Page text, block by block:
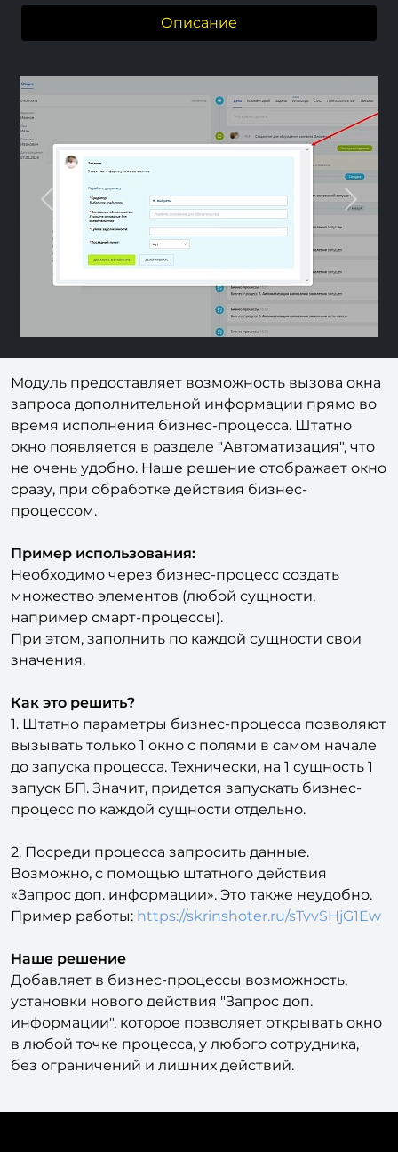
Описание
Previous Next
Модуль предоставляет возможность вызова окна
запроса дополнительной информации прямо во
время исполнения бизнес-процесса. Штатно
окно появляется в разделе "Автоматизация", что
не очень удобно. Наше решение отображает окно
сразу, при обработке действия бизнес-
процессом.
Пример использования:
Необходимо через бизнес-процесс создать
множество элементов (любой сущности,
например смарт-процессы).
При этом, заполнить по каждой сущности свои
значения.
Как это решить?
1. Штатно параметры бизнес-процесса позволяют
вызывать только 1 окно с полями в самом начале
до запуска процесса. Технически, на 1 сущность 1
запуск БП. Значит, придется запускать бизнес-
процесс по каждой сущности отдельно.
2. Посреди процесса запросить данные.
Возможно, с помощью штатного действия
«Запрос доп. информации». Это также неудобно.
Пример работы: https://skrinshoter.ru/sTvvSHjG1Ew
Наше решение
Добавляет в бизнес-процессы возможность,
установки нового действия "Запрос доп.
информации", которое позволяет открывать окно
в любой точке процесса, у любого сотрудника,
без ограничений и лишних действий.